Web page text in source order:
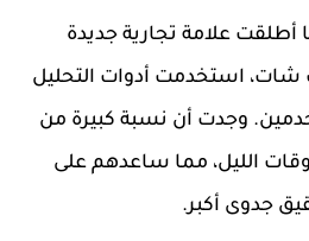
أطلقت علامة تجارية جديدة
شات، استخدمت أدوات التحليل
وجدت أن نسبة كبيرة من
الليل، مما ساعدهم على
جدوى أكبر.